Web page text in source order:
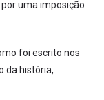
uma imposição
foi escrito nos
da história,